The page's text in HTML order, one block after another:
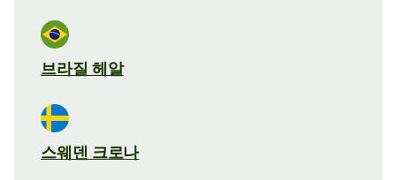
브라질 헤알
스웨덴 크로나